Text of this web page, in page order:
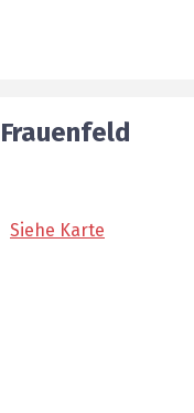
Frauenfeld
Siehe Karte